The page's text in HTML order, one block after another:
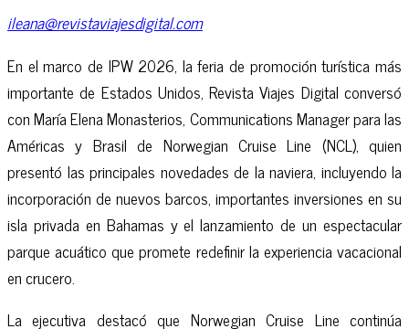
ileana@revistaviajesdigital.com
En el marco de IPW 2026, la feria de promoción turística más
importante de Estados Unidos, Revista Viajes Digital conversó
con María Elena Monasterios, Communications Manager para las
Américas y Brasil de Norwegian Cruise Line (NCL), quien
presentó las principales novedades de la naviera, incluyendo la
incorporación de nuevos barcos, importantes inversiones en su
isla privada en Bahamas y el lanzamiento de un espectacular
parque acuático que promete redefinir la experiencia vacacional
en crucero.
La ejecutiva destacó que Norwegian Cruise Line continúa